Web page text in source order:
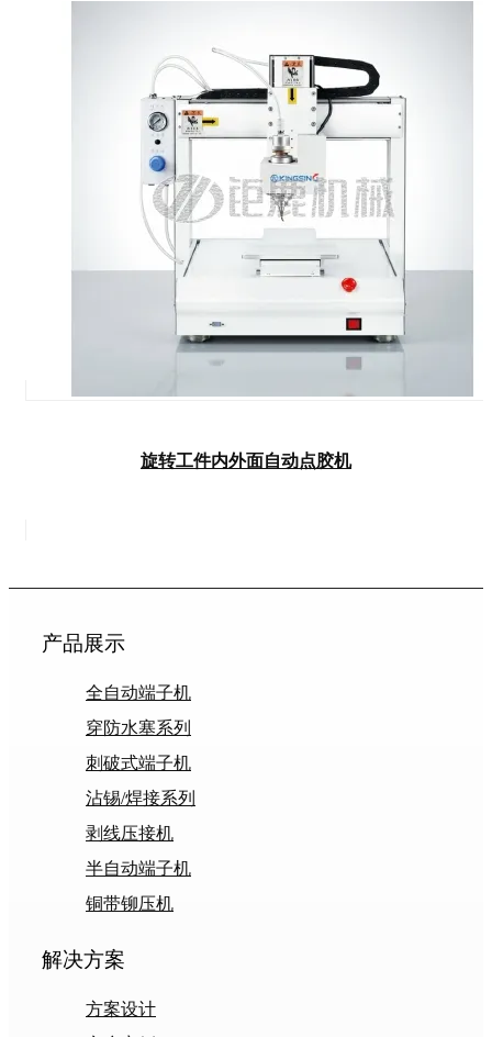
旋转工件内外面自动点胶机
产品展示
全自动端子机
穿防水塞系列
刺破式端子机
沾锡/焊接系列
剥线压接机
半自动端子机
铜带铆压机
解决方案
方案设计